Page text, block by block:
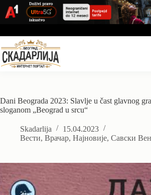
Dani Beograda 2023: Slavlje u čast glavnog
sloganom „Beograd u srcu“
Skadarlija
15.04.2023
Вести, Врачар, Најновије, Савски